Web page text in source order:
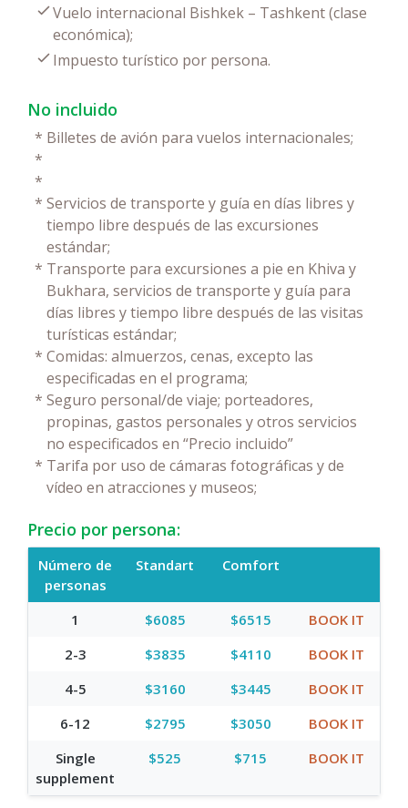
Vuelo internacional Bishkek – Tashkent (clase
económica);
Impuesto turístico por persona.
No incluido
* Billetes de avión para vuelos internacionales;
*
*
* Servicios de transporte y guía en días libres y
tiempo libre después de las excursiones
estándar;
* Transporte para excursiones a pie en Khiva y
Bukhara, servicios de transporte y guía para
días libres y tiempo libre después de las visitas
turísticas estándar;
* Comidas: almuerzos, cenas, excepto las
especificadas en el programa;
* Seguro personal/de viaje; porteadores,
propinas, gastos personales y otros servicios
no especificados en “Precio incluido”
* Tarifa por uso de cámaras fotográficas y de
vídeo en atracciones y museos;
Precio por persona:
Número de
personas
Standart Comfort
1 $6085 $6515
BOOK IT
2-3
$3835 $4110
BOOK IT
4-5
$3160 $3445
BOOK IT
6-12
$2795 $3050
BOOK IT
Single
supplement
$525 $715 BOOK IT